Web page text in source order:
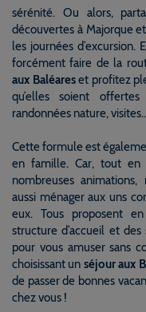
sérénité. Ou alors,
découvertes à Majorque
les journées d’excursion.
forcément faire de la
aux Baléareset profitez
qu’elles soient
randonnées nature,
Cette formule est
en famille. Car, tout en
nombreuses animations,
aussi ménager aux uns
eux. Tous proposent
structure d’accueil et
pour vous amuser sans
choisissant un séjour aux
de passer de bonnes
chez vous !